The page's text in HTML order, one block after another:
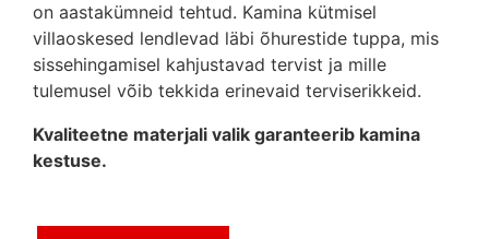
on aastakümneid tehtud. Kamina kütmisel
villaoskesed lendlevad läbi õhurestide tuppa, mis
sissehingamisel kahjustavad tervist ja mille
tulemusel võib tekkida erinevaid terviserikkeid.
Kvaliteetne materjali valik garanteerib kamina
kestuse.